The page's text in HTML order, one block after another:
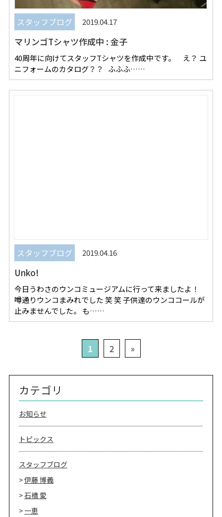
スタッフブログ 2019.04.17
マリンゴTシャツ作成中 : 金子
40周年に向けてスタッフTシャツを作成中です。 え？ ユ
ニフォームのカタログ？？ ふふふ……
スタッフブログ 2019.04.16
Unko!
今日うわさのウンコミュージアムに行って来ましたよ！
噂通りウンコまみれでした 笑 笑 子供達のウンココールが
止みませんでした。 も……
1 2 »
カテゴリ
お知らせ
トピックス
スタッフブログ
伊藤 博義
石橋 愛
一恵